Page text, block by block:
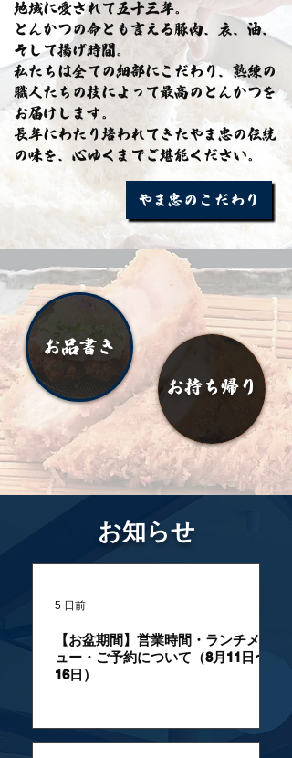
地域に愛されて五十三年。
とんかつの命とも言える豚肉、衣、油、
そして揚げ時間。
私たちは全ての細部にこだわり、熟練の
職人たちの技によって最高のとんかつを
お届けします。
長年にわたり培われてきたやま忠の伝統
の味を、心ゆくまでご堪能ください。
やま忠のこだわり
お品書き
​お持ち帰り
お知らせ
【お盆期間】営業時間・ランチメニ
ュー・ご予約について（8月11日〜
16日）
5 日前